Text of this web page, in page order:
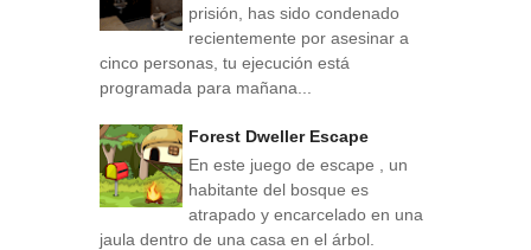
prisión, has sido condenado
recientemente por asesinar a
cinco personas, tu ejecución está
programada para mañana...
Forest Dweller Escape
En este juego de escape , un
habitante del bosque es
atrapado y encarcelado en una
jaula dentro de una casa en el árbol.